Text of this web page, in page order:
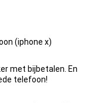
(iphone x)
met bijbetalen. En
telefoon!